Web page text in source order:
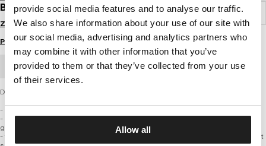
provide social media features and to analyse our traffic.
We also share information about your use of our site with
our social media, advertising and analytics partners who
may combine it with other information that you’ve
provided to them or that they’ve collected from your use
of their services.
Allow all
BLUZA Z KAPTUREM LA SANTA MUERTE
Zaloguj się by zobaczyć ceny
Przewodnik po rozmiarach
ZAMÓWIENIE HURTOWE
Damska bluza z kapturem LA SANTA MUERTE
- komfortowy luźny fason typu oversize
- wykonana z grubej wysokogatunkowej dzianiny Terry Brushed Fleece o
gramaturze 400 g/m2
- tkanina na zewnątrz posiada bardzo drobny splot, a od wewnętrznej strony jest